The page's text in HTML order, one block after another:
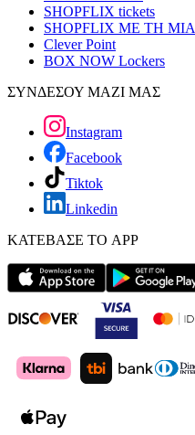
SHOPFLIX tickets
SHOPFLIX ΜΕ ΤΗ ΜΙΑ
Clever Point
BOX NOW Lockers
ΣΥΝΔΕΣΟΥ ΜΑΖΙ ΜΑΣ
Instagram
Facebook
Tiktok
Linkedin
ΚΑΤΕΒΑΣΕ ΤΟ APP